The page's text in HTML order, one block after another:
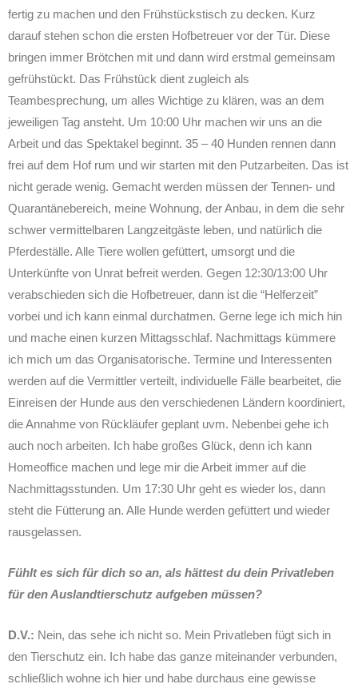
fertig zu machen und den Frühstückstisch zu decken. Kurz
darauf stehen schon die ersten Hofbetreuer vor der Tür. Diese
bringen immer Brötchen mit und dann wird erstmal gemeinsam
gefrühstückt. Das Frühstück dient zugleich als
Teambesprechung, um alles Wichtige zu klären, was an dem
jeweiligen Tag ansteht. Um 10:00 Uhr machen wir uns an die
Arbeit und das Spektakel beginnt. 35 – 40 Hunden rennen dann
frei auf dem Hof rum und wir starten mit den Putzarbeiten. Das ist
nicht gerade wenig. Gemacht werden müssen der Tennen- und
Quarantänebereich, meine Wohnung, der Anbau, in dem die sehr
schwer vermittelbaren Langzeitgäste leben, und natürlich die
Pferdeställe. Alle Tiere wollen gefüttert, umsorgt und die
Unterkünfte von Unrat befreit werden. Gegen 12:30/13:00 Uhr
verabschieden sich die Hofbetreuer, dann ist die “Helferzeit”
vorbei und ich kann einmal durchatmen. Gerne lege ich mich hin
und mache einen kurzen Mittagsschlaf. Nachmittags kümmere
ich mich um das Organisatorische. Termine und Interessenten
werden auf die Vermittler verteilt, individuelle Fälle bearbeitet, die
Einreisen der Hunde aus den verschiedenen Ländern koordiniert,
die Annahme von Rückläufer geplant uvm. Nebenbei gehe ich
auch noch arbeiten. Ich habe großes Glück, denn ich kann
Homeoffice machen und lege mir die Arbeit immer auf die
Nachmittagsstunden. Um 17:30 Uhr geht es wieder los, dann
steht die Fütterung an. Alle Hunde werden gefüttert und wieder
rausgelassen.
Fühlt es sich für dich so an, als hättest du dein Privatleben
für den Auslandtierschutz aufgeben müssen?
D.V.: Nein, das sehe ich nicht so. Mein Privatleben fügt sich in
den Tierschutz ein. Ich habe das ganze miteinander verbunden,
schließlich wohne ich hier und habe durchaus eine gewisse